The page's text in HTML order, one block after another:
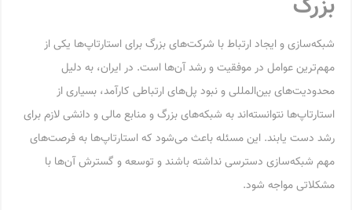
بزرگ
شبکه‌سازی و ایجاد ارتباط با شرکت‌های بزرگ برای استارتاپ‌ها یکی از
مهم‌ترین عوامل در موفقیت و رشد آن‌ها است. در ایران، به دلیل
محدودیت‌های بین‌المللی و نبود پل‌های ارتباطی کارآمد، بسیاری از
استارتاپ‌ها نتوانسته‌اند به شبکه‌های بزرگ و منابع مالی و دانشی لازم برای
رشد دست یابند. این مسئله باعث می‌شود که استارتاپ‌ها به فرصت‌های
مهم شبکه‌سازی دسترسی نداشته باشند و توسعه و گسترش آن‌ها با
مشکلاتی مواجه شود.